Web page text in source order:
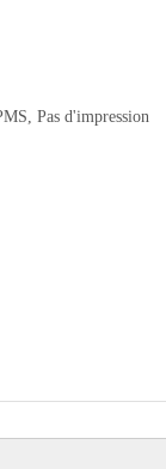
Pas d'impression